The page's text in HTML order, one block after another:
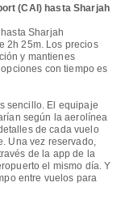
(CAI) hasta Sharjah
Sharjah
2h 25m. Los precios
y mantienes
con tiempo es
sencillo. El equipaje
según la aerolínea
de cada vuelo
Una vez reservado,
de la app de la
el mismo día. Y
entre vuelos para